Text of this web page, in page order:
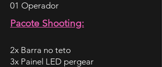
01 Operador
Pacote Shooting:
2x Barra no teto
3x Painel LED pergear